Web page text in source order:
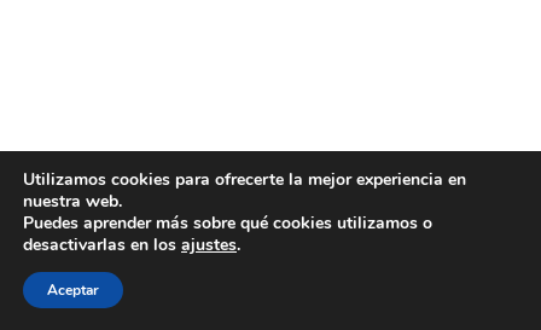
Utilizamos cookies para ofrecerte la mejor experiencia en
nuestra web.
Puedes aprender más sobre qué cookies utilizamos o
desactivarlas en los ajustes.
Aceptar